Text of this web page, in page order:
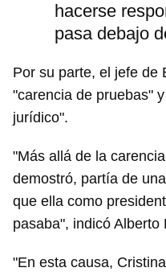
hacerse
pasa debajo
Por su parte, el jefe de
"carencia de pruebas"
jurídico".
"Más allá de la
demostró, partía de
que ella como
pasaba", indicó Alberto
"En esta causa,